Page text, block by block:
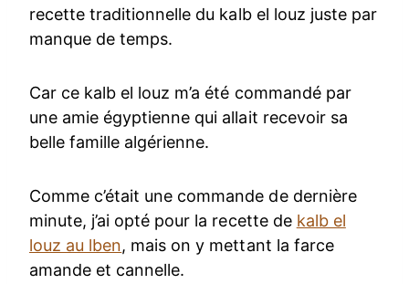
recette traditionnelle du kalb el louz juste par
manque de temps.
Car ce kalb el louz m’a été commandé par
une amie égyptienne qui allait recevoir sa
belle famille algérienne.
Comme c’était une commande de dernière
minute, j’ai opté pour la recette de kalb el
louz au lben, mais on y mettant la farce
amande et cannelle.